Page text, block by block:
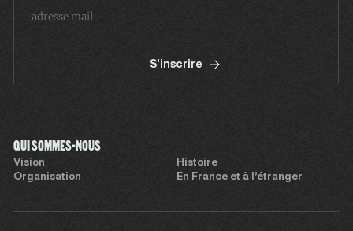
S'inscrire
QUI SOMMES-NOUS
Vision
Histoire
Organisation
En France et à l’étranger